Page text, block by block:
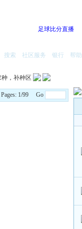
足球比分直播
搜索 社区服务 银行 帮助
种，补种区
Pages: 1/99 Go